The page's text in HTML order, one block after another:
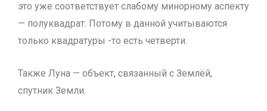
это уже соответствует слабому минорному аспекту
— полуквадрат. Потому в данной учитываются
только квадратуры -то есть четверти.
Также Луна — объект, связанный с Землёй,
спутник Земли.